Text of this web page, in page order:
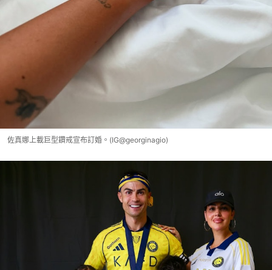
佐真娜上載巨型鑽戒宣布訂婚。(IG@georginagio)